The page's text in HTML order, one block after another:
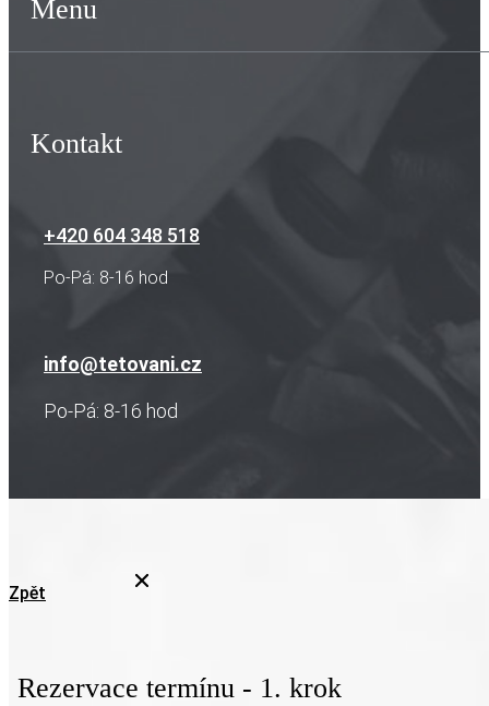
Menu
Kontakt
+420 604 348 518
Po-Pá: 8-16 hod
info@tetovani.cz
Po-Pá: 8-16 hod
Zpět
Rezervace termínu - 1. krok